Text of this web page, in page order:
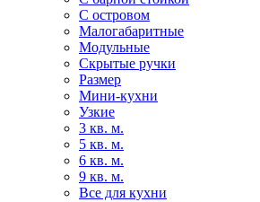
С островом
Малогабаритные
Модульные
Скрытые ручки
Размер
Мини-кухни
Узкие
3 кв. м.
5 кв. м.
6 кв. м.
9 кв. м.
Все для кухни